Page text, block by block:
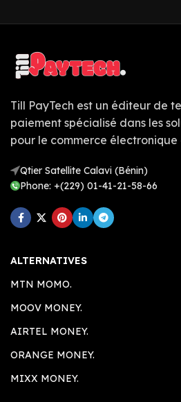
Till PayTech est un éditeur de
paiement spécialisé dans les
pour le commerce
Qtier Satellite Calavi (Bénin)
Phone: +(229) 01-41-21-58-66
ALTERNATIVES
MTN MOMO.
MOOV MONEY.
AIRTEL MONEY.
ORANGE MONEY.
MIXX MONEY.